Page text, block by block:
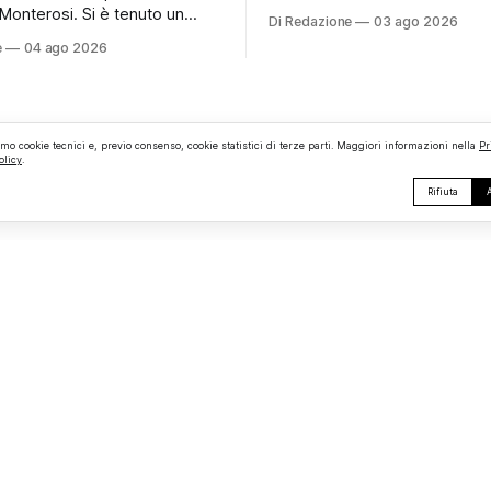
Si è tenuto un
da Monterosi24, non
che merita spiegazioni. Il
è, per sua natura,
04 ago 2026
hanno caratterizzato il primo
richiamando appassionati
ruote da tutto il Lazio e dalle
Di Redazione 03 ago 2026
cookie tecnici e, previo consenso, cookie statistici di terze parti. Maggiori informazioni nella
Rifiuta